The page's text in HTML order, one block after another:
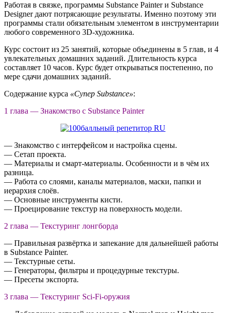
Работая в связке, программы Substance Painter и Substance
Designer дают потрясающие результаты. Именно поэтому эти
программы стали обязательным элементом в инструментарии
любого современного 3D-художника.
Курс состоит из 25 занятий, которые объединены в 5 глав, и 4
увлекательных домашних заданий. Длительность курса
составляет 10 часов. Курс будет открываться постепенно, по
мере сдачи домашних заданий.
Содержание курса «Супер Substance»:
1 глава — Знакомство с Substance Painter
— Знакомство с интерфейсом и настройка сцены.
— Сетап проекта.
— Материалы и смарт-материалы. Особенности и в чём их
разница.
— Работа со слоями, каналы материалов, маски, папки и
иерархия слоёв.
— Основные инструменты кисти.
— Проецирование текстур на поверхность модели.
2 глава — Текстуринг лонгборда
— Правильная развёртка и запекание для дальнейшей работы
в Substance Painter.
— Текстурные сеты.
— Генераторы, фильтры и процедурные текстуры.
— Пресеты экспорта.
3 глава — Текстуринг Sci-Fi-оружия